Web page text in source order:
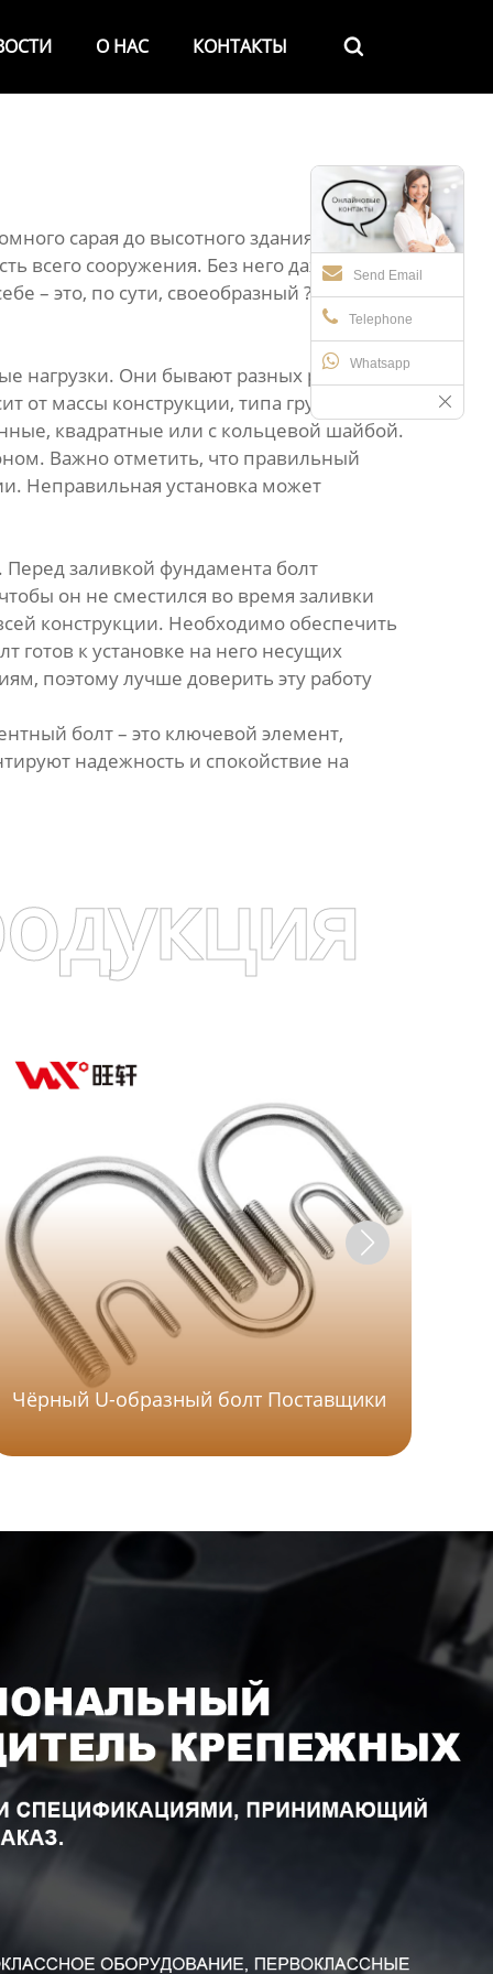
О НАС КОНТАКТЫ 
Send Email
Telephone
Whatsapp
сарая до высотного здания. Он –
всего сооружения. Без него даже самая
– это, по сути, своеобразный ?якорь?,
нагрузки. Они бывают разных размеров и
от массы конструкции, типа грунта и
квадратные или с кольцевой шайбой.
Важно отметить, что правильный
Неправильная установка может
заливкой фундамента болт
он не сместился во время заливки
конструкции. Необходимо обеспечить
готов к установке на него несущих
поэтому лучше доверить эту работу
болт – это ключевой элемент,
надежность и спокойствие на
Чёрный U-образный болт Поставщики